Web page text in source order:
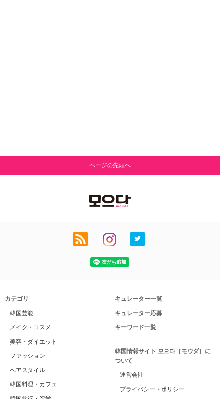
ページの先頭へ
カテゴリ
韓国芸能
メイク・コスメ
美容・ダイエット
ファッション
ヘアスタイル
韓国料理・カフェ
キュレーター一覧
キュレーター応募
キーワード一覧
韓国情報サイト 모으다［モウダ］に
ついて
運営会社
プライバシー・ポリシー